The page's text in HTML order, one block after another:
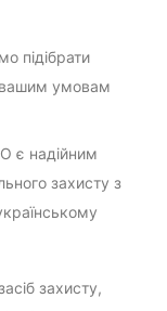
підібрати
вашим умовам
є надійним
захисту з
захисту,